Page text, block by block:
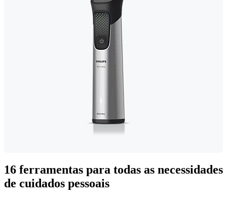
16 ferramentas para todas as necessidades
de cuidados pessoais